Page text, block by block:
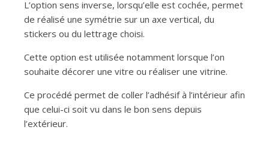
L’option sens inverse, lorsqu’elle est cochée, permet
de réalisé une symétrie sur un axe vertical, du
stickers ou du lettrage choisi.
Cette option est utilisée notamment lorsque l’on
souhaite décorer une vitre ou réaliser une vitrine.
Ce procédé permet de coller l’adhésif à l’intérieur afin
que celui-ci soit vu dans le bon sens depuis
l’extérieur.